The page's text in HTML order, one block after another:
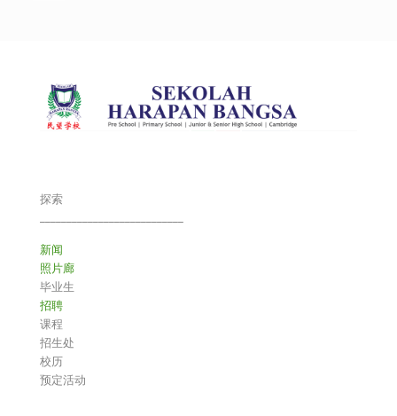
探索
新闻
照片廊
毕业生
招聘
课程
招生处
校历
预定活动